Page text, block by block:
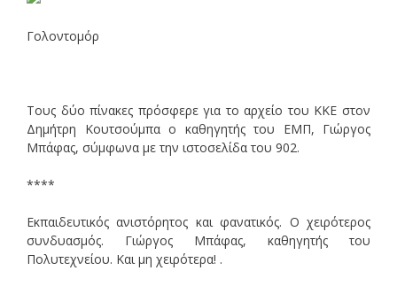
Γολoντομόρ
Τους δύο πίνακες πρόσφερε για το αρχείο του ΚΚΕ στον
Δημήτρη Κουτσούμπα ο καθηγητής του ΕΜΠ, Γιώργος
Μπάφας, σύμφωνα με την ιστοσελίδα του 902.
****
Εκπαιδευτικός ανιστόρητος και φανατικός. Ο χειρότερος
συνδυασμός. Γιώργος Μπάφας, καθηγητής του
Πολυτεχνείου. Και μη χειρότερα! .